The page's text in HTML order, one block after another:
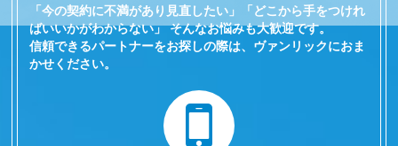
「今の契約に不満があり見直したい」「どこから手をつけれ
ばいいかがわからない」 そんなお悩みも大歓迎です。
信頼できるパートナーをお探しの際は、ヴァンリックにおま
かせください。